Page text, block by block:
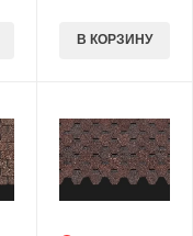
В КОРЗИНУ